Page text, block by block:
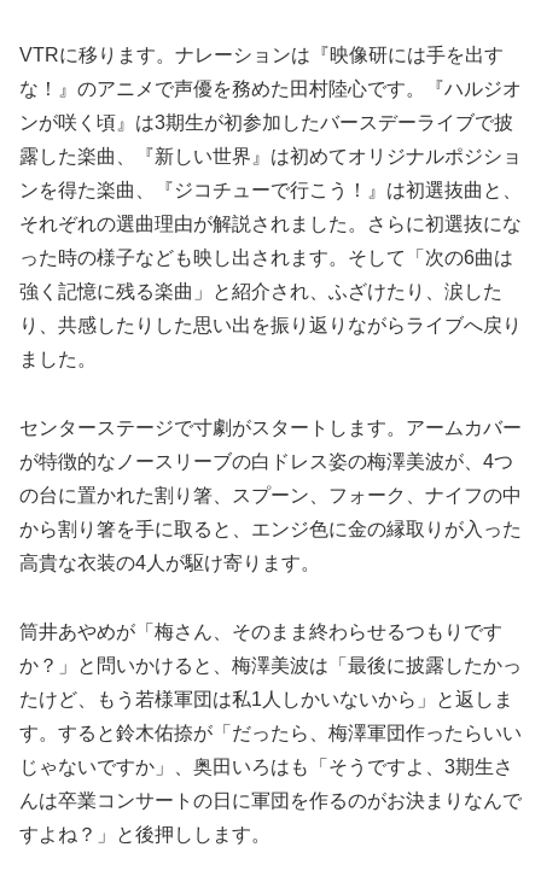
VTRに移ります。ナレーションは『映像研には手を出す
な！』のアニメで声優を務めた田村陸心です。『ハルジオ
ンが咲く頃』は3期生が初参加したバースデーライブで披
露した楽曲、『新しい世界』は初めてオリジナルポジショ
ンを得た楽曲、『ジコチューで行こう！』は初選抜曲と、
それぞれの選曲理由が解説されました。さらに初選抜にな
った時の様子なども映し出されます。そして「次の6曲は
強く記憶に残る楽曲」と紹介され、ふざけたり、涙した
り、共感したりした思い出を振り返りながらライブへ戻り
ました。
センターステージで寸劇がスタートします。アームカバー
が特徴的なノースリーブの白ドレス姿の梅澤美波が、4つ
の台に置かれた割り箸、スプーン、フォーク、ナイフの中
から割り箸を手に取ると、エンジ色に金の縁取りが入った
高貴な衣装の4人が駆け寄ります。
筒井あやめが「梅さん、そのまま終わらせるつもりです
か？」と問いかけると、梅澤美波は「最後に披露したかっ
たけど、もう若様軍団は私1人しかいないから」と返しま
す。すると鈴木佑捺が「だったら、梅澤軍団作ったらいい
じゃないですか」、奥田いろはも「そうですよ、3期生さ
んは卒業コンサートの日に軍団を作るのがお決まりなんで
すよね？」と後押しします。